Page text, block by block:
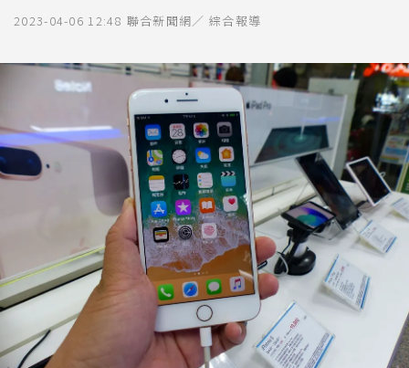
2023-04-06 12:48 聯合新聞網／ 綜合報導